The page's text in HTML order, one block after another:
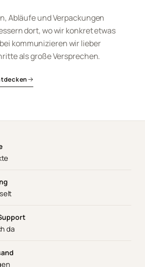
Abläufe und Verpackungen
dort, wo wir konkret etwas
kommunizieren wir lieber
als große Versprechen.
da